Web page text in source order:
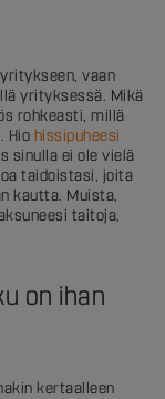
vaan
yrityksessä. Mikä
rohkeasti, millä
Hio hissipuheesi
sinulla ei ole vielä
taidoistasi, joita
kautta. Muista,
taitoja,
on ihan
kertaalleen